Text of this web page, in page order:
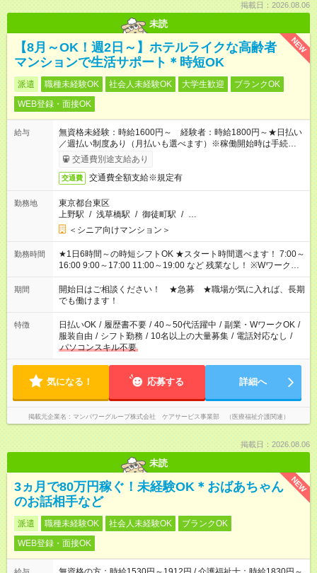
掲載日：2026.08.06
未読
NEW
【8月～OK！週2日～】ホテルライクな高齢者
マンションで生活サポート＊時短OK
派遣 職種未経験OK 社会人未経験OK 大学生歓迎
ブランクOK
WEB登録・面接OK
給与
無資格未経験：時給1600円～ 経験者：時給1800円～★日払い
／週払い制度あり（月払いも選べます）※稼働開始時は手続き完
了次第のお支払いとなります。
交通費別途支給あり
交通費 交通費全額支給※規定有
勤務地
東京都台東区
上野駅 / 浅草橋駅 / 御徒町駅 / …
＜シニア向けマンション＞
勤務時間
★1日6時間～の時短シフトOK ★スタート時間選べます！ 7:00～
16:00 9:00～17:00 11:00～19:00 など 残業なし！ ※Wワークの
場合、他のお仕事と合わせ週40時間超の就業はご案内できませ
ん ※法令に基づき、週20時間以上勤務は社会保険への加入対象
となります ※労働者派遣法（日雇い派遣の原則禁止）により、
短時間・短期間の就業はご案内が難しい場合があります
期間
開始日はご相談ください！ ★急募 ★職場が気に入れば、長期
でも働けます！
特徴 日払いOK / 履歴書不要 / 40～50代活躍中 / 副業・WワークOK /
服装自由 / シフト勤務 / 10名以上の大量募集 / 電話対応なし /
パソコンスキル不要
気になる！ 応募する 詳細へ
掲載元企業名 マンパワーグループ株式会社 ケアサービス事業部 （医療福祉介護関連）
掲載日：2026.08.06
未読
NEW
3ヵ月で80万円稼ぐ！未経験OK＊おばあちゃん
のお話相手など
派遣 職種未経験OK 社会人未経験OK
ブランクOK
WEB登録・面接OK